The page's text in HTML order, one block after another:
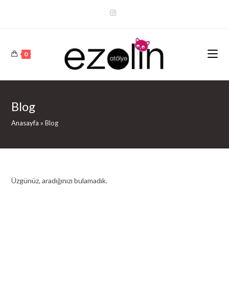
0
Blog
Anasayfa »Blog
Üzgünüz, aradığınızı bulamadık.